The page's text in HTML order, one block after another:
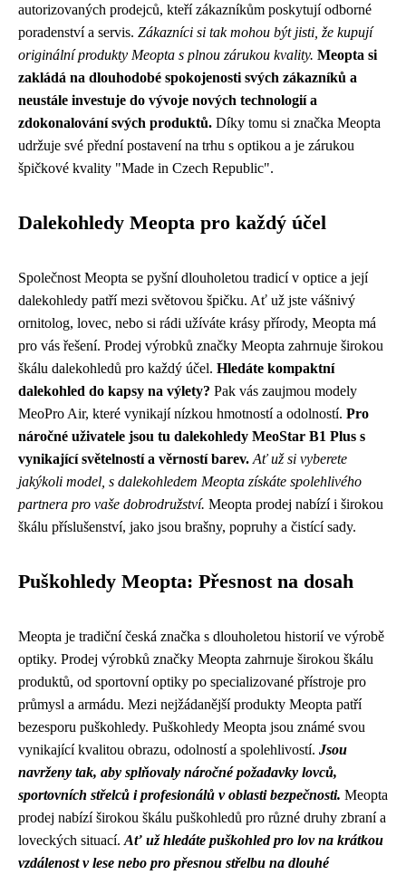
autorizovaných prodejců, kteří zákazníkům poskytují odborné
poradenství a servis. Zákazníci si tak mohou být jisti, že kupují
originální produkty Meopta s plnou zárukou kvality. Meopta si
zakládá na dlouhodobé spokojenosti svých zákazníků a
neustále investuje do vývoje nových technologií a
zdokonalování svých produktů. Díky tomu si značka Meopta
udržuje své přední postavení na trhu s optikou a je zárukou
špičkové kvality "Made in Czech Republic".
Dalekohledy Meopta pro každý účel
Společnost Meopta se pyšní dlouholetou tradicí v optice a její
dalekohledy patří mezi světovou špičku. Ať už jste vášnivý
ornitolog, lovec, nebo si rádi užíváte krásy přírody, Meopta má
pro vás řešení. Prodej výrobků značky Meopta zahrnuje širokou
škálu dalekohledů pro každý účel. Hledáte kompaktní
dalekohled do kapsy na výlety? Pak vás zaujmou modely
MeoPro Air, které vynikají nízkou hmotností a odolností. Pro
náročné uživatele jsou tu dalekohledy MeoStar B1 Plus s
vynikající světelností a věrností barev. Ať už si vyberete
jakýkoli model, s dalekohledem Meopta získáte spolehlivého
partnera pro vaše dobrodružství. Meopta prodej nabízí i širokou
škálu příslušenství, jako jsou brašny, popruhy a čistící sady.
Puškohledy Meopta: Přesnost na dosah
Meopta je tradiční česká značka s dlouholetou historií ve výrobě
optiky. Prodej výrobků značky Meopta zahrnuje širokou škálu
produktů, od sportovní optiky po specializované přístroje pro
průmysl a armádu. Mezi nejžádanější produkty Meopta patří
bezesporu puškohledy. Puškohledy Meopta jsou známé svou
vynikající kvalitou obrazu, odolností a spolehlivostí. Jsou
navrženy tak, aby splňovaly náročné požadavky lovců,
sportovních střelců i profesionálů v oblasti bezpečnosti. Meopta
prodej nabízí širokou škálu puškohledů pro různé druhy zbraní a
loveckých situací. Ať už hledáte puškohled pro lov na krátkou
vzdálenost v lese nebo pro přesnou střelbu na dlouhé